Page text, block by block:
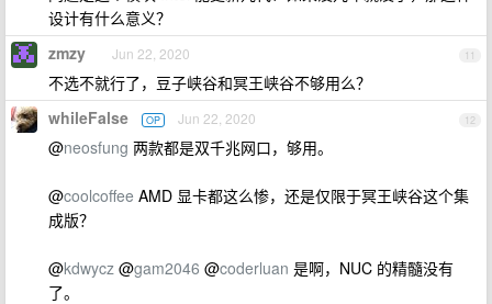
设计有什么意义？
11
zmzy Jun 22, 2020
不选不就行了，豆子峡谷和冥王峡谷不够用么？
12
whileFalse OP Jun 22, 2020
@neosfung 两款都是双千兆网口，够用。
@coolcoffee AMD 显卡都这么惨，还是仅限于冥王峡谷这个集
成版？
@kdwycz @gam2046 @coderluan 是啊，NUC 的精髓没有
了。